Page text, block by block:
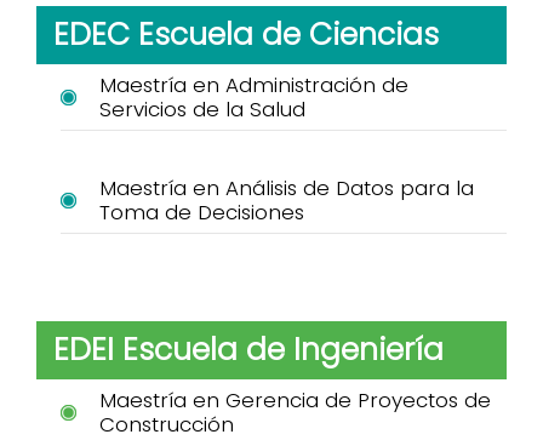
EDEC Escuela de Ciencias
Maestría en Administración de
Servicios de la Salud
Maestría en Análisis de Datos para la
Toma de Decisiones
EDEI Escuela de Ingeniería
Maestría en Gerencia de Proyectos de
Construcción